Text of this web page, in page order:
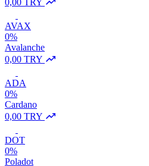
0,00 TRY
AVAX
0%
Avalanche
0,00 TRY
ADA
0%
Cardano
0,00 TRY
DOT
0%
Poladot